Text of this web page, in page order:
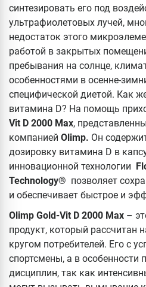
синтезировать его под
ультрафиолетовых лучей,
недостаток этого
работой в закрытых
пребывания на солнце,
особенностями в осенне-
специфической диетой. Как
витамина D? На помощь
Vit D 2000 Max,
компанией Olimp. Он
дозировку витамина D в
инновационной технологии
Technology® позволяет
и обеспечивает быстрое и
Olimp Gold-Vit D 2000 Max –
продукт, который рассчитан
кругом потребителей. Его с
спортсмены, а в особенности
дисциплин, так как